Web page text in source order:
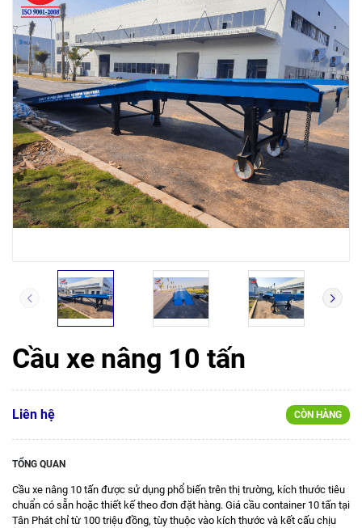
Cầu xe nâng 10 tấn
Liên hệ CÒN HÀNG
TỔNG QUAN
Cầu xe nâng 10 tấn được sử dụng phổ biến trên thị trường, kích thước tiêu
chuẩn có sẵn hoặc thiết kế theo đơn đặt hàng. Giá cầu container 10 tấn tại
Tân Phát chỉ từ 100 triệu đồng, tùy thuộc vào kích thước và kết cấu chịu